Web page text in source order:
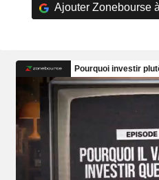
Ajouter Zonebourse